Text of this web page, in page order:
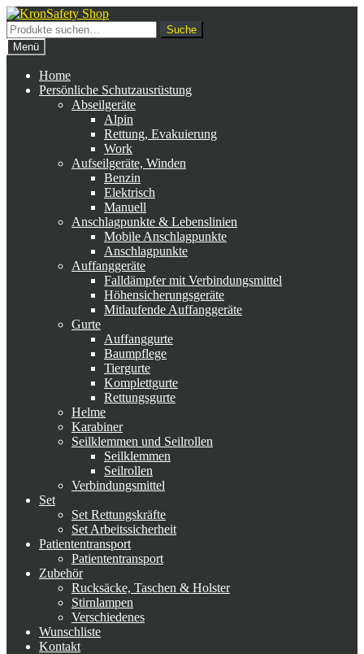
Zur
Navigation
springen
Zum
Inhalt
springen
Suche
nach:
Suche
Menü
Home
Persönliche Schutzausrüstung
Abseilgeräte
Alpin
Rettung, Evakuierung
Work
Aufseilgeräte, Winden
Benzin
Elektrisch
Manuell
Anschlagpunkte & Lebenslinien
Mobile Anschlagpunkte
Anschlagpunkte
Auffanggeräte
Falldämpfer mit Verbindungsmittel
Höhensicherungsgeräte
Mitlaufende Auffanggeräte
Gurte
Auffanggurte
Baumpflege
Tiergurte
Komplettgurte
Rettungsgurte
Helme
Karabiner
Seilklemmen und Seilrollen
Seilklemmen
Seilrollen
Verbindungsmittel
Set
Set Rettungskräfte
Set Arbeitssicherheit
Patiententransport
Patiententransport
Zubehör
Rucksäcke, Taschen & Holster
Stirnlampen
Verschiedenes
Wunschliste
Kontakt